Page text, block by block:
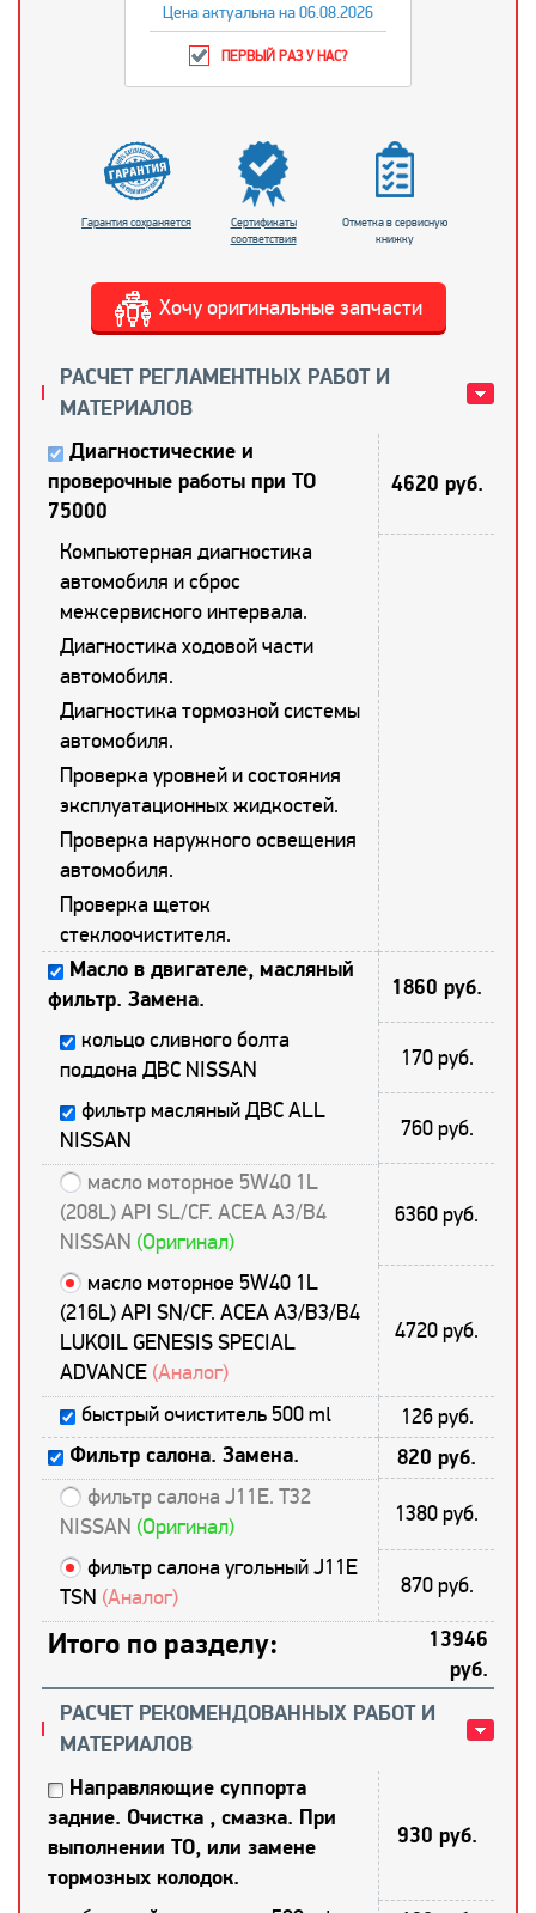
Цена актуальна на 06.08.2026
ПЕРВЫЙ РАЗ У НАС?
Гарантия сохраняется
Сертификаты
соответствия
Отметка в сервисную
книжку
Хочу оригинальные запчасти
РАСЧЕТ РЕГЛАМЕНТНЫХ РАБОТ И
МАТЕРИАЛОВ
Диагностические и
проверочные работы при ТО
75000
4620 руб.
Компьютерная диагностика
автомобиля и сброс
межсервисного интервала.
Диагностика ходовой части
автомобиля.
Диагностика тормозной системы
автомобиля.
Проверка уровней и состояния
эксплуатационных жидкостей.
Проверка наружного освещения
автомобиля.
Проверка щеток
стеклоочистителя.
Масло в двигателе, масляный
фильтр. Замена.
1860 руб.
кольцо сливного болта
поддона ДВС NISSAN
170 руб.
фильтр масляный ДВС ALL
NISSAN
760 руб.
масло моторное 5W40 1L
(208L) API SL/CF. ACEA A3/B4
NISSAN (Оригинал)
6360 руб.
масло моторное 5W40 1L
(216L) API SN/CF. ACEA A3/B3/B4
LUKOIL GENESIS SPECIAL
ADVANCE (Аналог)
4720 руб.
быстрый очиститель 500 ml 126 руб.
Фильтр салона. Замена. 820 руб.
фильтр салона J11E. T32
NISSAN (Оригинал) 1380 руб.
фильтр салона угольный J11E
TSN (Аналог) 870 руб.
Итого по разделу:
13946
руб.
РАСЧЕТ РЕКОМЕНДОВАННЫХ РАБОТ И
МАТЕРИАЛОВ
Направляющие суппорта
задние. Очистка , смазка. При
выполнении ТО, или замене
тормозных колодок.
930 руб.